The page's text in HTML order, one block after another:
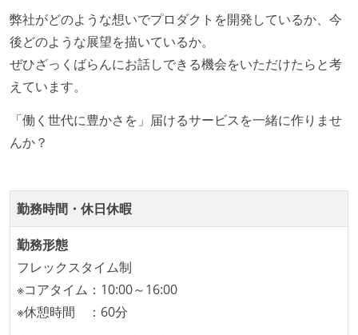
ロントエンド、バックエンド、インフラといった役割
の境界を超えて、個人が必要な範囲にまで染み出して
いく姿勢が根付いている
1年以内に、技術負債を解消するためのプロジェクト
や、古くなったツールのリプレイスプロジェクトがボ
トムアップで実施されたことがある
OS やエディタ、IDE といった個人の環境は、各自の責
企画を決定する場に、実装を担当する開発メンバーが
参加している
となって行う
全体のスケジュール管理は、途中の成果を随時確認し
ながら、納期または盛り込む機能を柔軟に調整する形
で行う
弊社がどのような想いでプロダクトを開発しているか、今
後どのような展望を描いているか。
ぜひざっくばらんにお話しできる機会をいただけたらと考
えています。
「働く世代に豊かさを」届けるサービスを一緒に作りませ
んか？
勤務時間・休日休暇
勤務形態
フレックスタイム制
※コアタイム：10:00～16:00
※休憩時間 ：60分